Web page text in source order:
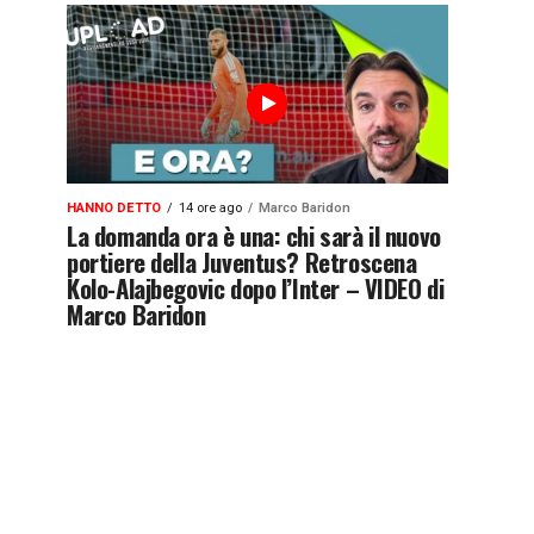
HANNO DETTO 14 ore ago Marco Baridon
La domanda ora è una: chi sarà il nuovo
portiere della Juventus? Retroscena
Kolo-Alajbegovic dopo l’Inter – VIDEO di
Marco Baridon